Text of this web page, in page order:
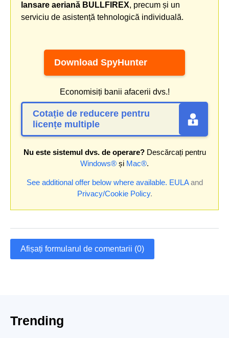
lansare aeriană BULLFIREX, precum și un
serviciu de asistență tehnologică individuală.
Download SpyHunter
Economisiți banii afacerii dvs.!
Cotație de reducere pentru
licențe multiple
Nu este sistemul dvs. de operare?Descărcați pentru
Windows® și Mac®.
See additional offer below where available. EULAand
Privacy/Cookie Policy.
Afișați formularul de comentarii (0)
Trending